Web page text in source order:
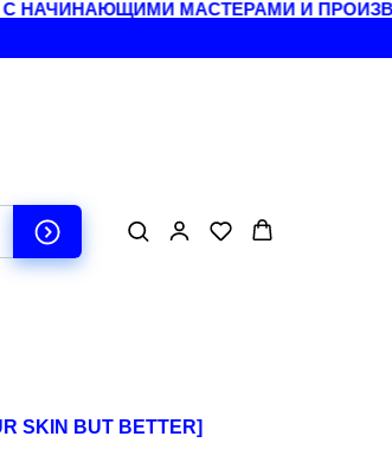
НАЧИНАЮЩИМИ МАСТЕРАМИ И
BUT BETTER]